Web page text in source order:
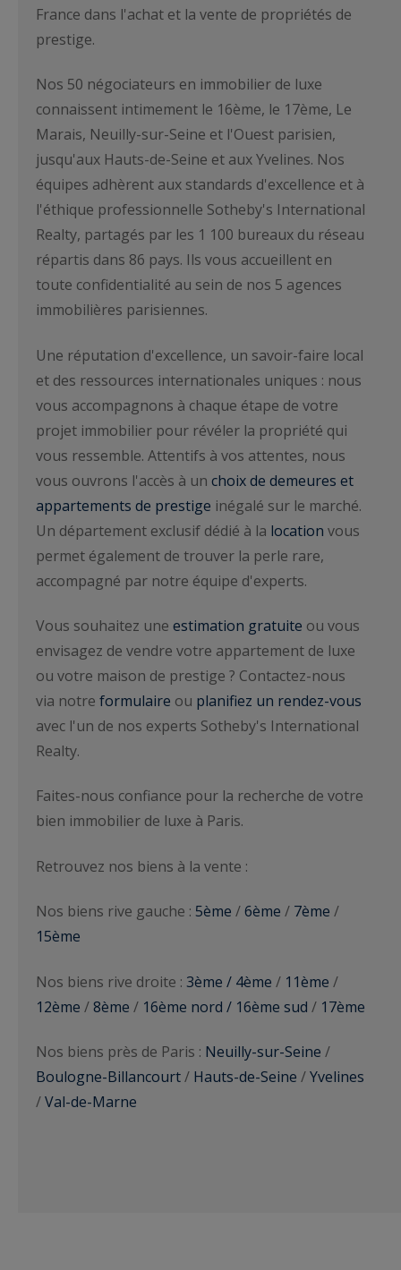
France dans l'achat et la vente de propriétés de
prestige.
Nos 50 négociateurs en immobilier de luxe
connaissent intimement le 16ème, le 17ème, Le
Marais, Neuilly-sur-Seine et l'Ouest parisien,
jusqu'aux Hauts-de-Seine et aux Yvelines. Nos
équipes adhèrent aux standards d'excellence et à
l'éthique professionnelle Sotheby's International
Realty, partagés par les 1 100 bureaux du réseau
répartis dans 86 pays. Ils vous accueillent en
toute confidentialité au sein de nos 5 agences
immobilières parisiennes.
Une réputation d'excellence, un savoir-faire local
et des ressources internationales uniques : nous
vous accompagnons à chaque étape de votre
projet immobilier pour révéler la propriété qui
vous ressemble. Attentifs à vos attentes, nous
vous ouvrons l'accès à un choix de demeures et
appartements de prestige inégalé sur le marché.
Un département exclusif dédié à la location vous
permet également de trouver la perle rare,
accompagné par notre équipe d'experts.
Vous souhaitez une estimation gratuite ou vous
envisagez de vendre votre appartement de luxe
ou votre maison de prestige ? Contactez-nous
via notre formulaire ou planifiez un rendez-vous
avec l'un de nos experts Sotheby's International
Realty.
Faites-nous confiance pour la recherche de votre
bien immobilier de luxe à Paris.
Retrouvez nos biens à la vente :
Nos biens rive gauche : 5ème /6ème / 7ème /
15ème
Nos biens rive droite : 3ème / 4ème / 11ème /
12ème /8ème / 16ème nord / 16ème sud / 17ème
Nos biens près de Paris : Neuilly-sur-Seine /
Boulogne-Billancourt/ Hauts-de-Seine /Yvelines
/Val-de-Marne